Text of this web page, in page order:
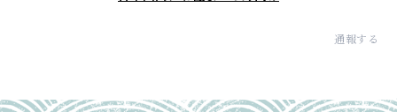
通報する